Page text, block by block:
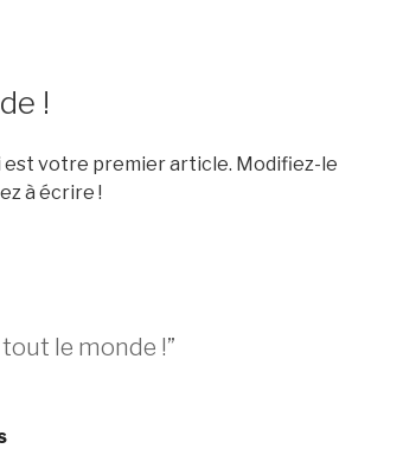
!
est votre premier article. Modifiez-le
à écrire !
le monde !”